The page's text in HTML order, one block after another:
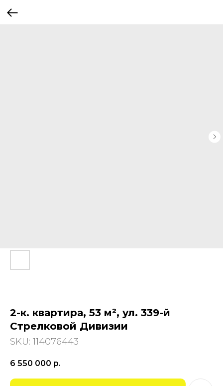
2-к. квартира, 53 м², ул. 339-й
Стрелковой Дивизии
SKU: 114076443
6 550 000 р.